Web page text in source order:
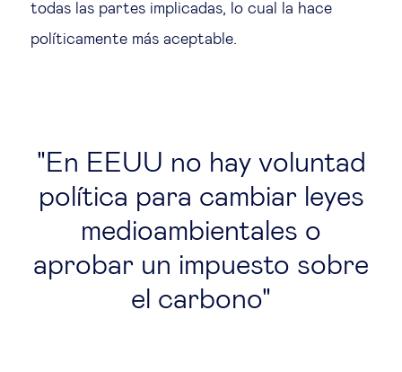
todas las partes implicadas, lo cual la hace
políticamente más aceptable.
En EEUU no hay voluntad
política para cambiar leyes
medioambientales o
aprobar un impuesto sobre
el carbono